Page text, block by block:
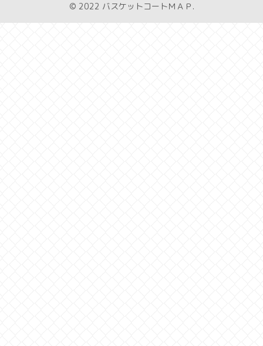
© 2022 バスケットコートＭＡＰ.